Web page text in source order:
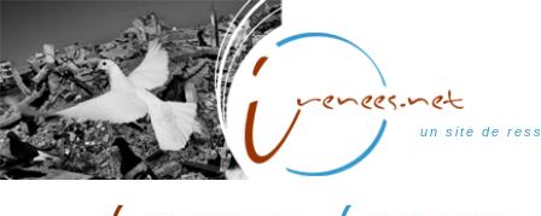
un site de